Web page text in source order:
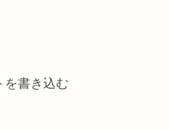
を書き込む